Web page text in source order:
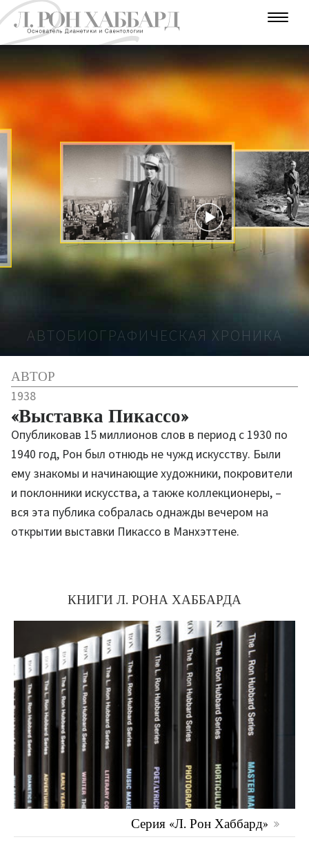
Е
Д
Е
И
Е
У
М
Н
И
С
Т
В
О
Е
Н
Ы
Е
Г
О
А
В
Т
О
Р
У
Н
В
Е
Р
С
Е
Т
Е
Ш
Е
С
Т
В
Н
Н
К
И
Й
В
О
С
Т
И
Е
Г
О
Д
Ы
АВТОБИОГРАФИЧЕСКАЯ ХРОНИКА
АВТОР
1938
«Выставка Пикассо»
Опубликовав 15 миллионов слов в период с 1930 по
1940 год, Рон был отнюдь не чужд искусству. Были
ему знакомы и начинающие художники, покровители
и поклонники искусства, а также коллекционеры, –
вся эта публика собралась однажды вечером на
открытии выставки Пикассо в Манхэттене.
КНИГИ Л. РОНА ХАББАРДА
Серия «Л. Рон Хаббард»